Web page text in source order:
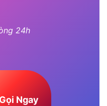
24h
Gọi Ngay